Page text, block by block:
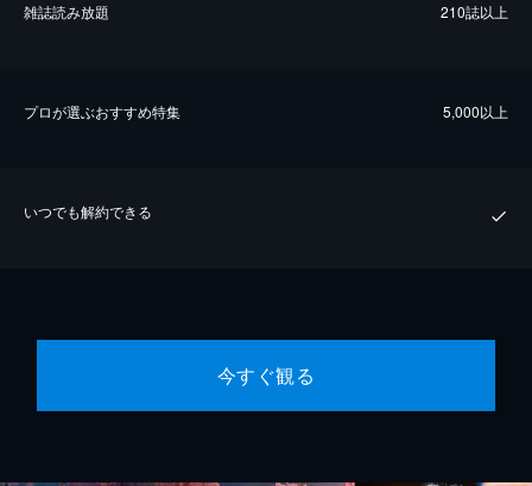
雑誌読み放題 210誌以上
プロが選ぶおすすめ特集 5,000以上
いつでも解約できる
今すぐ観る